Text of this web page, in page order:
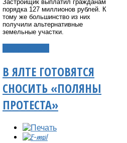
Застройщик выплатил гражданам
порядка 127 миллионов рублей. К
тому же большинство из них
получили альтернативные
земельные участки.
В ЯЛТЕ ГОТОВЯТСЯ
СНОСИТЬ «ПОЛЯНЫ
ПРОТЕСТА»